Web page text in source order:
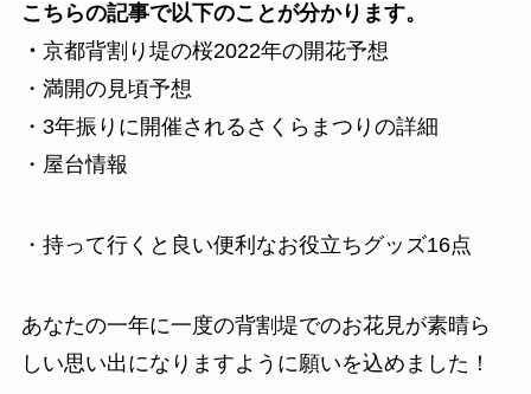
こちらの記事で以下のことが分かります。
・ 京都背割り堤の桜2022年の開花予想
・満開の見頃予想
・3年振りに開催されるさくらまつりの詳細
・屋台情報
・持って行くと良い便利なお役立ちグッズ16点
あなたの一年に一度の背割堤でのお花見が素晴ら
しい思い出になりますように願いを込めました！